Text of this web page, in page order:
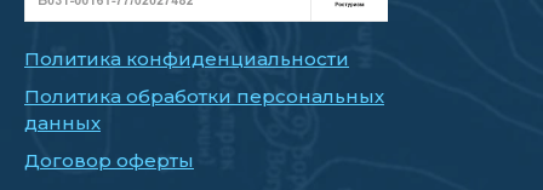
Политика конфиденциальности
Политика обработки персональных
данных
Договор оферты